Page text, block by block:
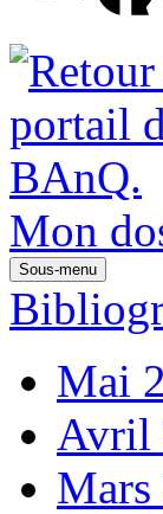
Mon
Sous-menu
Mai
Avril
Mars